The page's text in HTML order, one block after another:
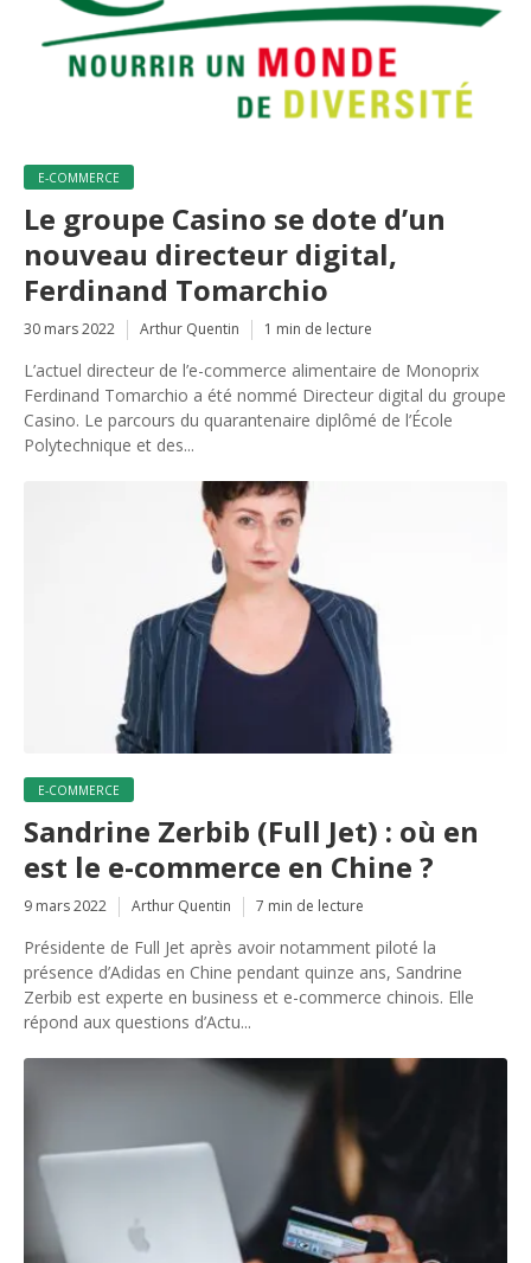
E-COMMERCE
Le groupe Casino se dote d’un
nouveau directeur digital,
Ferdinand Tomarchio
30 mars 2022 Arthur Quentin 1 min de lecture
L’actuel directeur de l’e-commerce alimentaire de Monoprix
Ferdinand Tomarchio a été nommé Directeur digital du groupe
Casino. Le parcours du quarantenaire diplômé de l’École
Polytechnique et des...
E-COMMERCE
Sandrine Zerbib (Full Jet) : où en
est le e-commerce en Chine ?
9 mars 2022 Arthur Quentin 7 min de lecture
Présidente de Full Jet après avoir notamment piloté la
présence d’Adidas en Chine pendant quinze ans, Sandrine
Zerbib est experte en business et e-commerce chinois. Elle
répond aux questions d’Actu...